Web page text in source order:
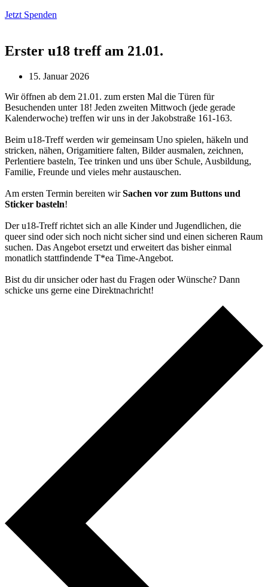
Jetzt Spenden
Erster u18 treff am 21.01.
15. Januar 2026
Wir öffnen ab dem 21.01. zum ersten Mal die Türen für
Besuchenden unter 18! Jeden zweiten Mittwoch (jede gerade
Kalenderwoche) treffen wir uns in der Jakobstraße 161-163.
Beim u18-Treff werden wir gemeinsam Uno spielen, häkeln und
stricken, nähen, Origamitiere falten, Bilder ausmalen, zeichnen,
Perlentiere basteln, Tee trinken und uns über Schule, Ausbildung,
Familie, Freunde und vieles mehr austauschen.
Am ersten Termin bereiten wirSachen vor zum Buttons und
Sticker basteln!
Der u18-Treff richtet sich an alle Kinder und Jugendlichen, die
queer sind oder sich noch nicht sicher sind und einen sicheren Raum
suchen. Das Angebot ersetzt und erweitert das bisher einmal
monatlich stattfindende T*ea Time-Angebot.
Bist du dir unsicher oder hast du Fragen oder Wünsche? Dann
schicke uns gerne eine Direktnachricht!